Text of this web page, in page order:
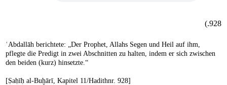
928.)
ʿAbdallāh berichtete: „Der Prophet, Allahs Segen und Heil auf ihm,
pflegte die Predigt in zwei Abschnitten zu halten, indem er sich zwischen
den beiden (kurz) hinsetzte.“
[Ṣaḥīḥ al-Buḫārī, Kapitel 11/Hadithnr. 928]